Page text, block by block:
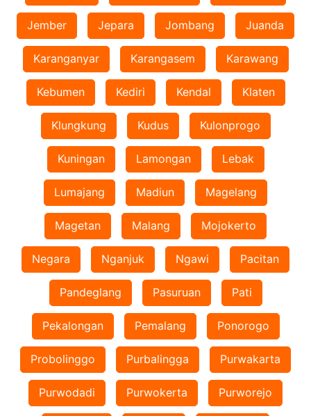
Jember Jepara Jombang Juanda
Karanganyar Karangasem Karawang
Kebumen Kediri Kendal Klaten
Klungkung Kudus Kulonprogo
Kuningan Lamongan Lebak
Lumajang Madiun Magelang
Magetan Malang Mojokerto
Negara Nganjuk Ngawi Pacitan
Pandeglang Pasuruan Pati
Pekalongan Pemalang Ponorogo
Probolinggo Purbalingga Purwakarta
Purwodadi Purwokerta Purworejo